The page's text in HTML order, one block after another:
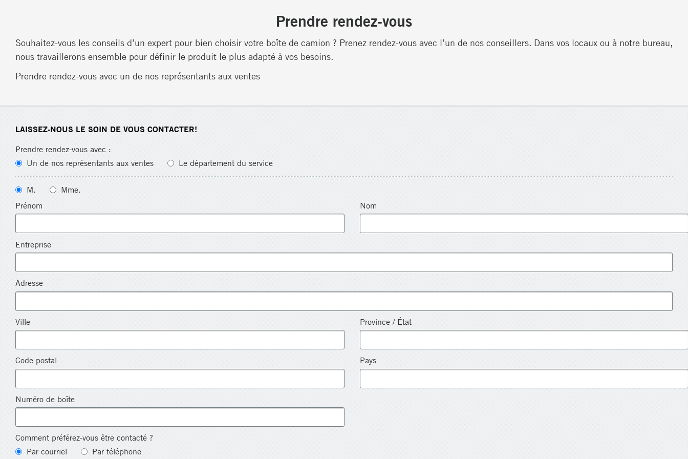
Prendre rendez-vous
Souhaitez-vous les conseils d’un expert pour bien choisir votre boîte de camion ? Prenez rendez-vous avec l’un de nos conseillers. Dans vos locaux ou à notre bureau,
nous travaillerons ensemble pour définir le produit le plus adapté à vos besoins.
Prendre rendez-vous avec un de nos représentants aux ventes
LAISSEZ-NOUS LE SOIN DE VOUS CONTACTER!
Prendre rendez-vous avec :
Un de nos représentants aux ventes
Le département du service
M.
Mme.
Prénom
Nom
Entreprise
Adresse
Ville Province / État
Code postal Pays
Numéro de boîte
Comment préférez-vous être contacté ?
Par courriel
Par téléphone